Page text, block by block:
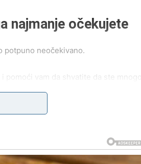
najmanje očekujete
potpuno neočekivano.
pomoći vam da shvatite da ste mnogo
posao, poprave finansijsku
vrata koja su vam dugo bila